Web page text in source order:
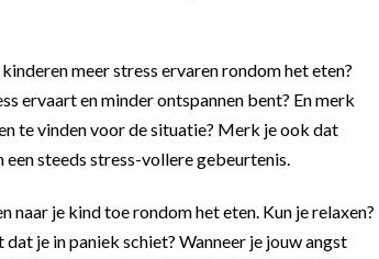
meer stress ervaren rondom het eten?
ervaart en minder ontspannen bent? En merk
te vinden voor de situatie? Merk je ook dat
steeds stress-vollere gebeurtenis.
je kind toe rondom het eten. Kun je relaxen?
je in paniek schiet? Wanneer je jouw angst